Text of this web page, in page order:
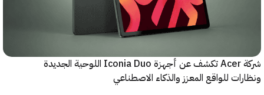
شركة Acer تكشف عن أجهزة Iconia Duo اللوحية الجديدة
للواقع المعزز والذكاء الاصطناعي